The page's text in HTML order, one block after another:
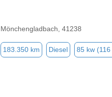
Mönchengladbach, 41238
183.350 km Diesel 85 kw (116